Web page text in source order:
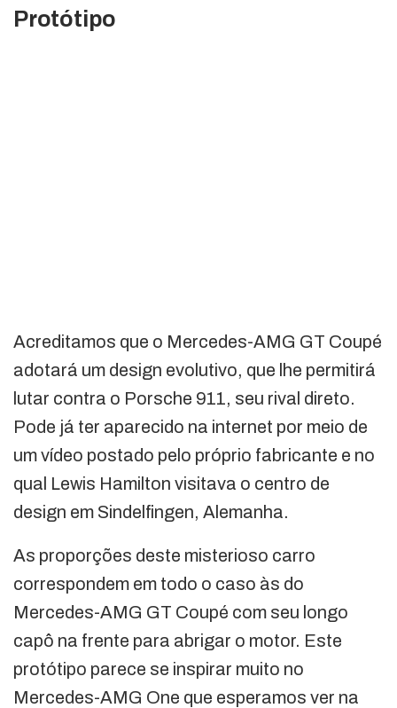
Protótipo
Acreditamos que o Mercedes-AMG GT Coupé
adotará um design evolutivo, que lhe permitirá
lutar contra o Porsche 911, seu rival direto.
Pode já ter aparecido na internet por meio de
um vídeo postado pelo próprio fabricante e no
qual Lewis Hamilton visitava o centro de
design em Sindelfingen, Alemanha.
As proporções deste misterioso carro
correspondem em todo o caso às do
Mercedes-AMG GT Coupé com seu longo
capô na frente para abrigar o motor. Este
protótipo parece se inspirar muito no
Mercedes-AMG One que esperamos ver na